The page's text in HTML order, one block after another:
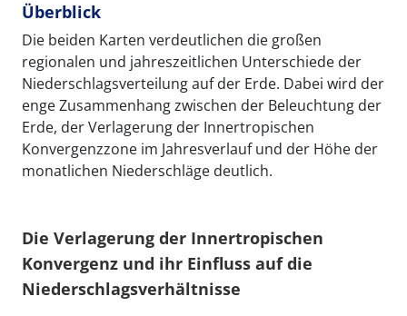
Überblick
Die beiden Karten verdeutlichen die großen
regionalen und jahreszeitlichen Unterschiede der
Niederschlagsverteilung auf der Erde. Dabei wird der
enge Zusammenhang zwischen der Beleuchtung der
Erde, der Verlagerung der Innertropischen
Konvergenzzone im Jahresverlauf und der Höhe der
monatlichen Niederschläge deutlich.
Die Verlagerung der Innertropischen
Konvergenz und ihr Einfluss auf die
Niederschlagsverhältnisse